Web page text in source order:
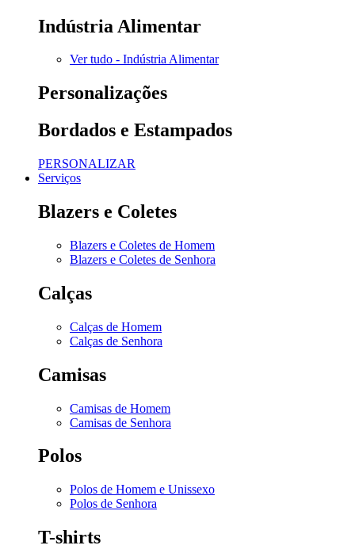
Indústria Alimentar
Ver tudo - Indústria Alimentar
Personalizações
Bordados e Estampados
PERSONALIZAR
Serviços
Blazers e Coletes
Blazers e Coletes de Homem
Blazers e Coletes de Senhora
Calças
Calças de Homem
Calças de Senhora
Camisas
Camisas de Homem
Camisas de Senhora
Polos
Polos de Homem e Unissexo
Polos de Senhora
T-shirts